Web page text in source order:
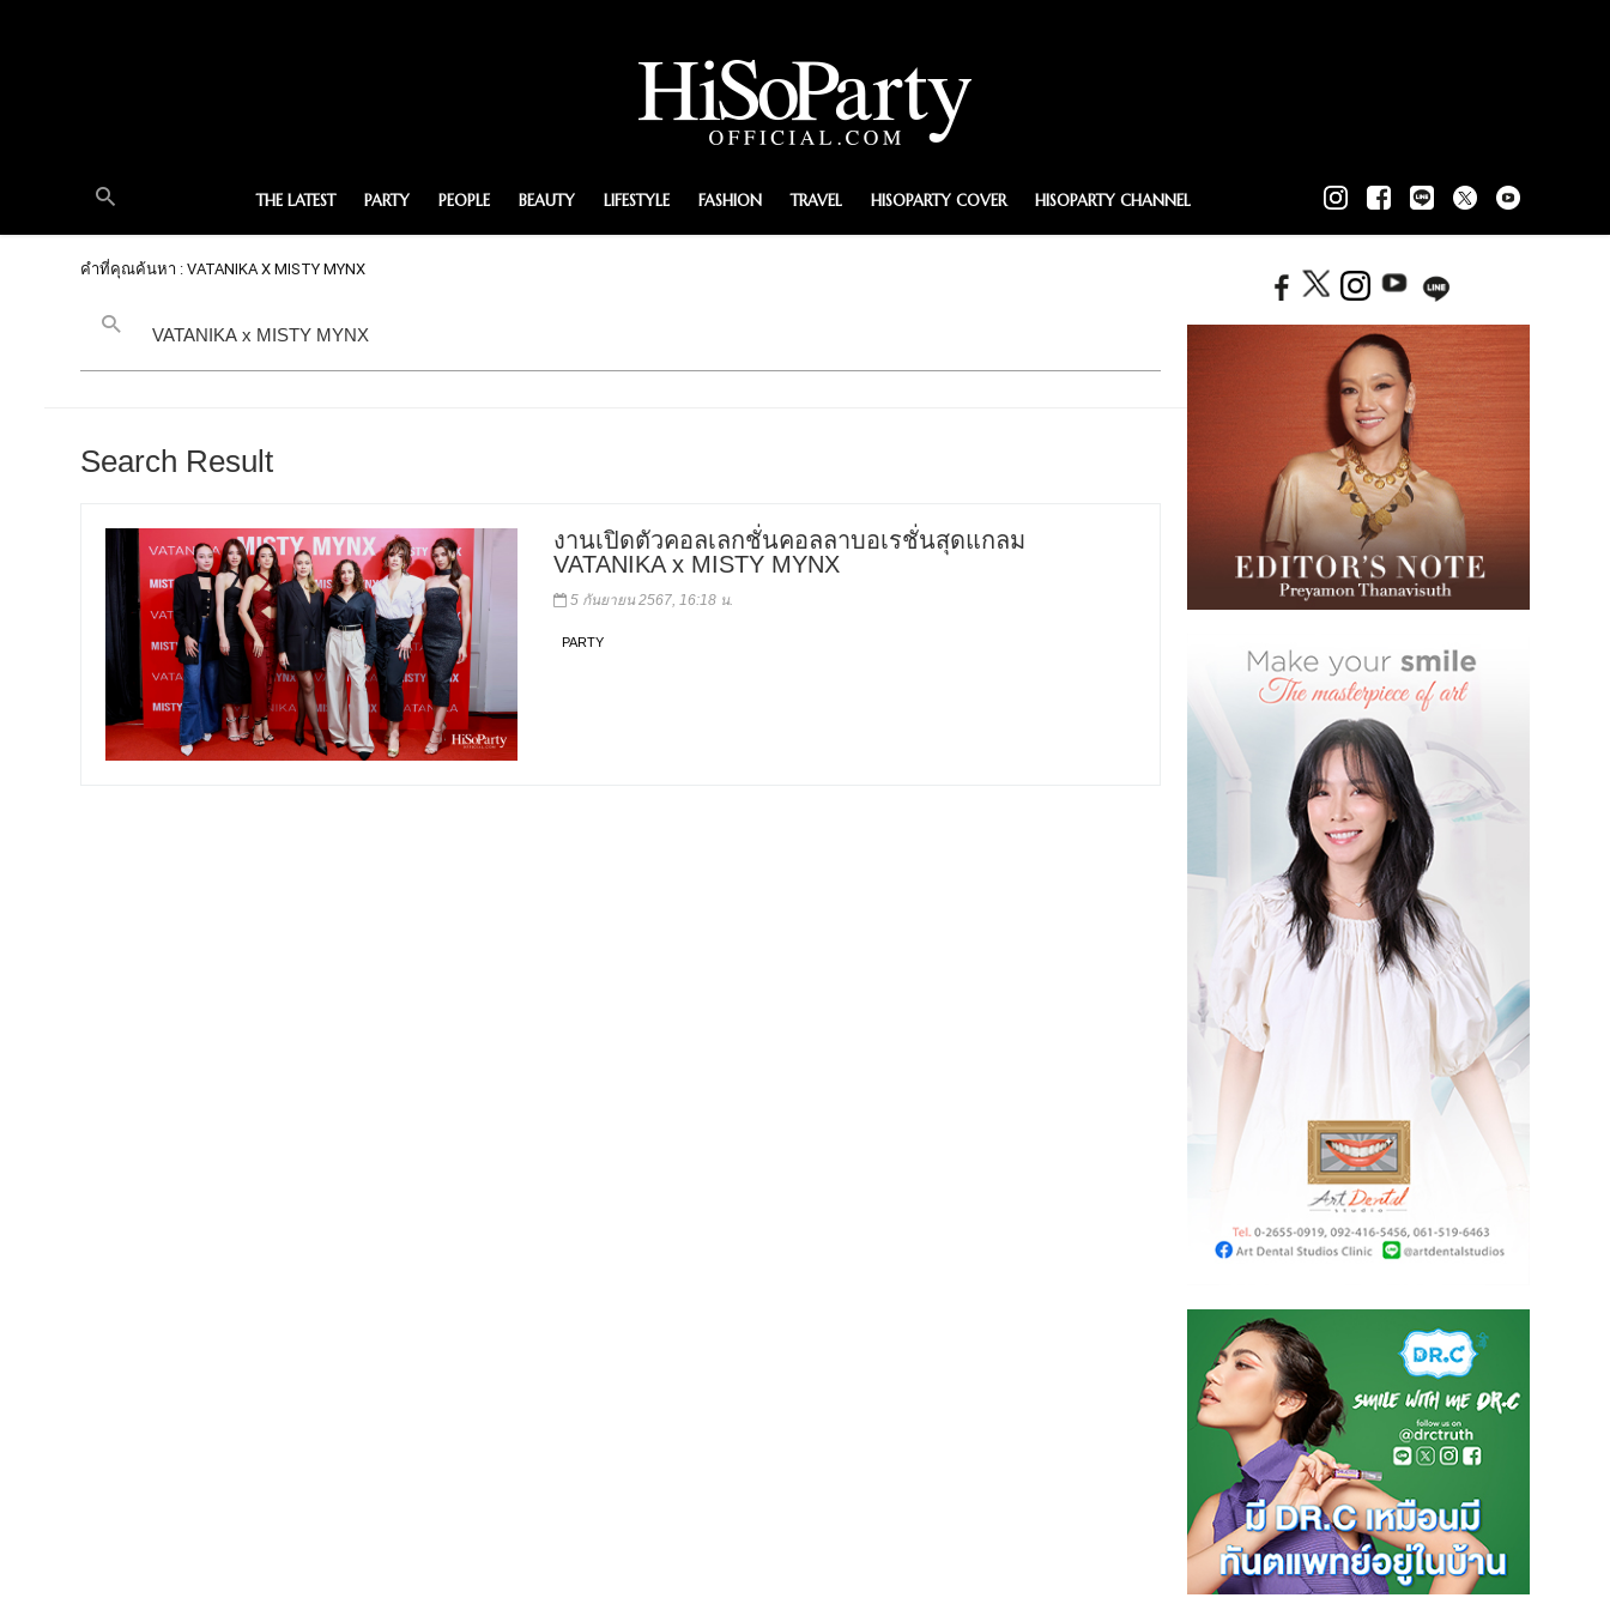
THE LATEST PARTY PEOPLE BEAUTY LIFESTYLE FASHION TRAVEL HISOPARTY COVER HISOPARTY CHANNEL
คำที่คุณค้นหา : VATANIKA X MISTY MYNX
Search Result
งานเปิดตัวคอลเลกชั่นคอลลาบอเรชั่นสุดแกลม
VATANIKA x MISTY MYNX
5 กันยายน 2567, 16:18 น.
PARTY